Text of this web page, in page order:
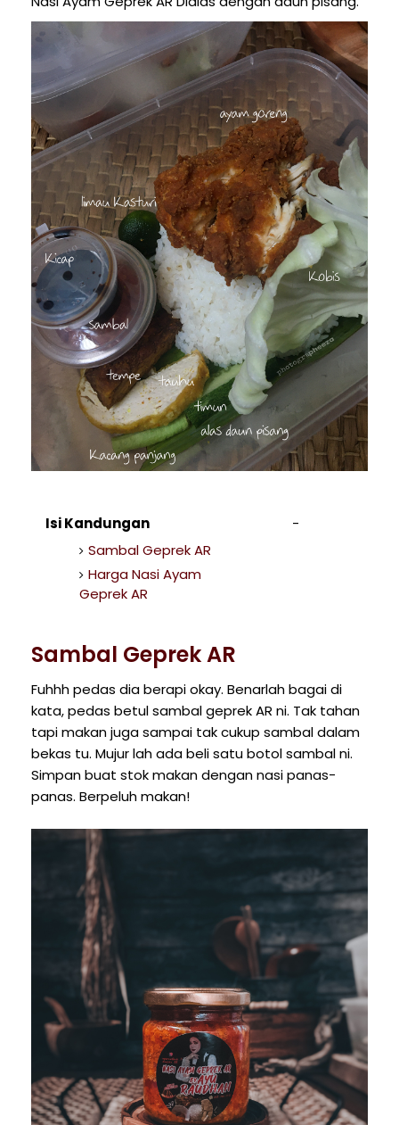
Isi Kandungan
Sambal Geprek AR
Harga Nasi Ayam
Geprek AR
Sambal Geprek AR
Fuhhh pedas dia berapi okay. Benarlah bagai di
kata, pedas betul sambal geprek AR ni. Tak tahan
tapi makan juga sampai tak cukup sambal dalam
bekas tu. Mujur lah ada beli satu botol sambal ni.
Simpan buat stok makan dengan nasi panas-
panas. Berpeluh makan!